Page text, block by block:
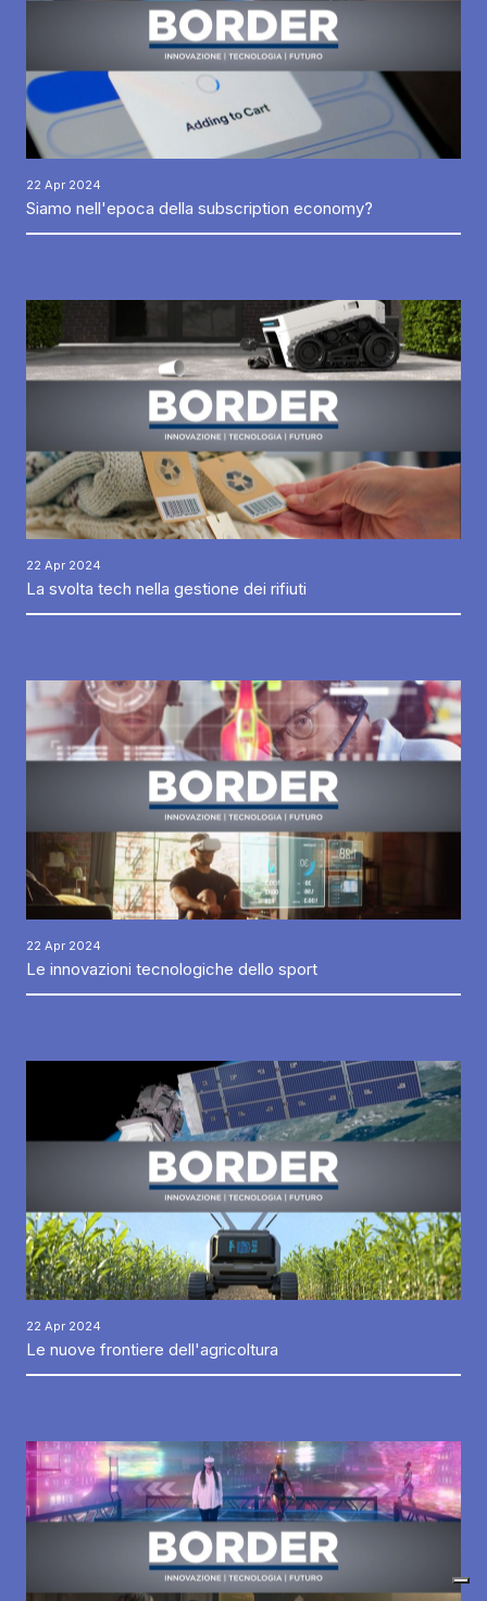
22 Apr 2024
Siamo nell'epoca della subscription economy?
22 Apr 2024
La svolta tech nella gestione dei rifiuti
22 Apr 2024
Le innovazioni tecnologiche dello sport
22 Apr 2024
Le nuove frontiere dell'agricoltura